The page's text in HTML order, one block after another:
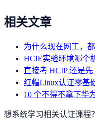
相关文章
为什么现在网工，
HCIE实验环境哪个
直接考 HCIP 还是
红帽Linux认证零基
10 个不得不拿下华
想系统学习相关认证课程？